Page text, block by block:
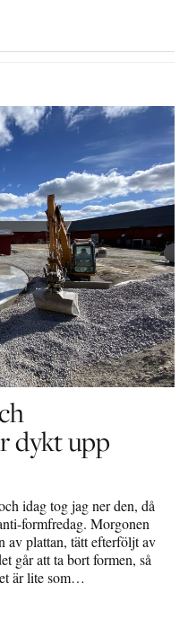
dykt upp
idag tog jag ner den, då
formfredag. Morgonen
av plattan, tätt efterföljt av
går att ta bort formen, så
är lite som…